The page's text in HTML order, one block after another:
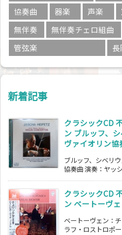
協奏曲
器楽 声楽
無伴奏
無伴奏チェロ組曲
管弦楽
新着記事
クラシックCD
ン ブルッフ、
ヴァイオリン協
ブルッフ、シベリ
協奏曲 演奏：ヤッ
クラシックCD
ン ベートーヴ
ベートーヴェン：
ラフ・ロストロポ